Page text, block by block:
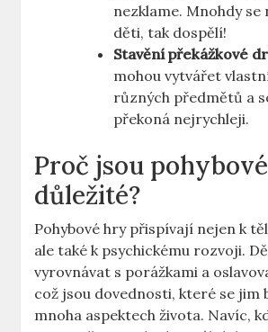
nezklame. Mnohdy se
děti, tak dospělí!
Stavění překážkové
mohou vytvářet
různých předmětů a
překoná nejrychleji.
Proč jsou
důležité?
Pohybové hry přispívají nejen k
ale také k psychickému rozvoji.
vyrovnávat s porážkami a
což jsou dovednosti, které se jim
mnoha aspektech života. Navíc,